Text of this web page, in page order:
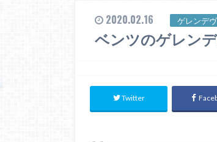
2020.02.16 ゲレンデ
ベンツのゲレン
Twitter